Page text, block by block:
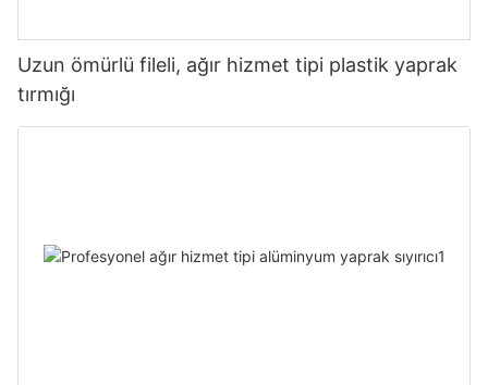
Uzun ömürlü fileli, ağır hizmet tipi plastik yaprak
tırmığı